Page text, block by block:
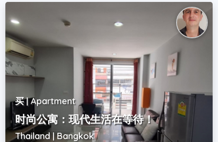
买 | Apartment
时尚公寓：现代生活在等待！
Thailand | Bangkok